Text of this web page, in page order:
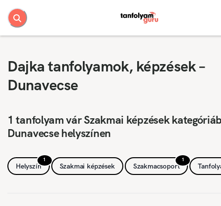
Dajka tanfolyamok, képzések –
Dunavecse
1 tanfolyam vár Szakmai képzések
Dunavecse helyszínen
1
Helyszín Szakmai képzések
1
Szakmacsoport